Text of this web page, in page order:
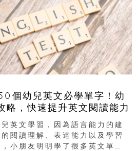
個幼兒英文必學單字！幼
略，快速提升英文閱讀能力
英文學習，因為語言能力的建
閱讀理解、表達能力以及學習
小朋友明明學了很多英文單